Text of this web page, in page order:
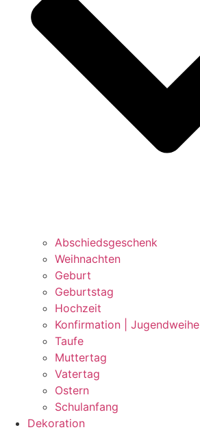
Abschiedsgeschenk
Weihnachten
Geburt
Geburtstag
Hochzeit
Konfirmation | Jugendweihe
Taufe
Muttertag
Vatertag
Ostern
Schulanfang
Dekoration